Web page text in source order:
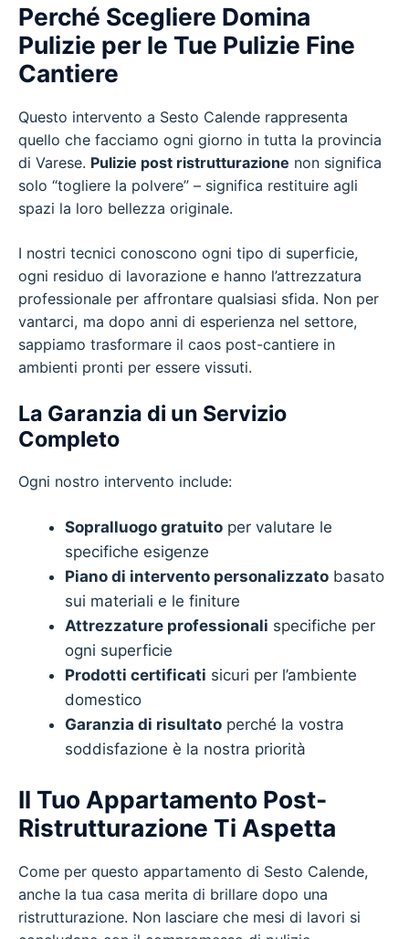
Perché Scegliere Domina
Pulizie per le Tue Pulizie Fine
Cantiere
Questo intervento a Sesto Calende rappresenta
quello che facciamo ogni giorno in tutta la provincia
di Varese. Pulizie post ristrutturazione non significa
solo “togliere la polvere” – significa restituire agli
spazi la loro bellezza originale.
I nostri tecnici conoscono ogni tipo di superficie,
ogni residuo di lavorazione e hanno l’attrezzatura
professionale per affrontare qualsiasi sfida. Non per
vantarci, ma dopo anni di esperienza nel settore,
sappiamo trasformare il caos post-cantiere in
ambienti pronti per essere vissuti.
La Garanzia di un Servizio
Completo
Ogni nostro intervento include:
Sopralluogo gratuito per valutare le
specifiche esigenze
Piano di intervento personalizzato basato
sui materiali e le finiture
Attrezzature professionali specifiche per
ogni superficie
Prodotti certificati sicuri per l’ambiente
domestico
Garanzia di risultato perché la vostra
soddisfazione è la nostra priorità
Il Tuo Appartamento Post-
Ristrutturazione Ti Aspetta
Come per questo appartamento di Sesto Calende,
anche la tua casa merita di brillare dopo una
ristrutturazione. Non lasciare che mesi di lavori si